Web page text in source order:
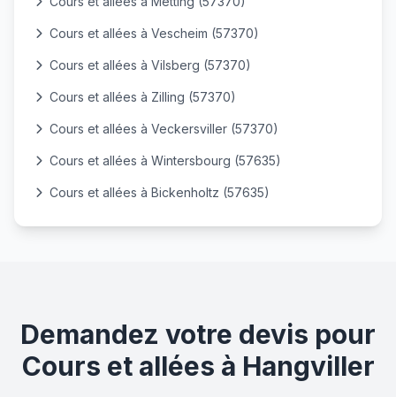
Cours et allées à Vescheim (57370)
Cours et allées à Vilsberg (57370)
Cours et allées à Zilling (57370)
Cours et allées à Veckersviller (57370)
Cours et allées à Wintersbourg (57635)
Cours et allées à Bickenholtz (57635)
Demandez votre devis pour
Cours et allées à Hangviller